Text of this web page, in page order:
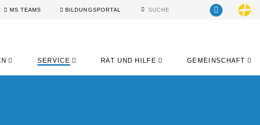
MS TEAMS BILDUNGSPORTAL
SERVICE RAT UND HILFE GEMEINSCHAFT